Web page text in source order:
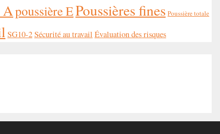
Apoussière EPoussières fines Poussière totale
SG10-2Sécurité au travail Évaluation des risques